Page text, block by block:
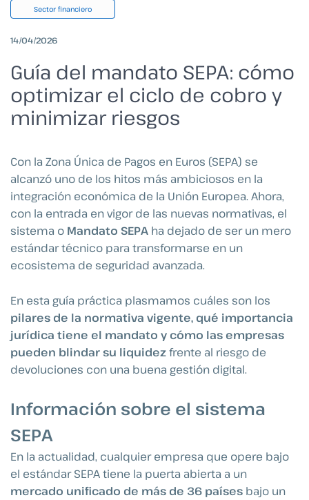
Sector financiero
14/04/2026
Guía del mandato SEPA: cómo
optimizar el ciclo de cobro y
minimizar riesgos
Con la Zona Única de Pagos en Euros (SEPA) se
alcanzó uno de los hitos más ambiciosos en la
integración económica de la Unión Europea. Ahora,
con la entrada en vigor de las nuevas normativas, el
sistema o Mandato SEPA ha dejado de ser un mero
estándar técnico para transformarse en un
ecosistema de seguridad avanzada.
En esta guía práctica plasmamos cuáles son los
pilares de la normativa vigente, qué importancia
jurídica tiene el mandato y cómo las empresas
pueden blindar su liquidezfrente al riesgo de
devoluciones con una buena gestión digital.
Información sobre el sistema
SEPA
En la actualidad, cualquier empresa que opere bajo
el estándar SEPA tiene la puerta abierta a un
mercado unificado de más de 36 países bajo un